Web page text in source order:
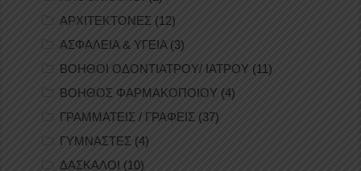
ΑΡΧΙΤΕΚΤΟΝΕΣ (12)
ΑΣΦΑΛΕΙΑ & ΥΓΕΙΑ(3)
ΒΟΗΘΟΙ ΟΔΟΝΤΙΑΤΡΟΥ/ ΙΑΤΡΟΥ (11)
ΒΟΗΘΟΣ ΦΑΡΜΑΚΟΠΟΙΟΥ (4)
ΓΡΑΜΜΑΤΕΙΣ / ΓΡΑΦΕΙΣ (37)
ΓΥΜΝΑΣΤΕΣ (4)
ΔΑΣΚΑΛΟΙ (10)